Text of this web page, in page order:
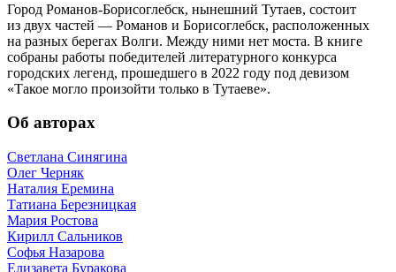
Город Романов-Борисоглебск, нынешний Тутаев, состоит
из двух частей — Романов и Борисоглебск, расположенных
на разных берегах Волги. Между ними нет моста. В книге
собраны работы победителей литературного конкурса
городских легенд, прошедшего в 2022 году под девизом
«Такое могло произойти только в Тутаеве».
Об авторах
Светлана Синягина
Олег Черняк
Наталия Еремина
Татиана Березницкая
Мария Ростова
Кирилл Сальников
Софья Назарова
Елизавета Буракова